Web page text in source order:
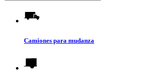
Camiones para mudanza